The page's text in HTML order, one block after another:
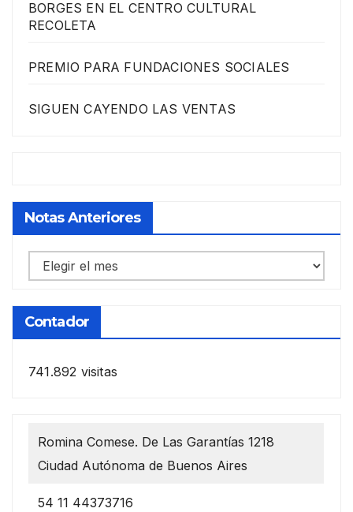
BORGES EN EL CENTRO CULTURAL
RECOLETA
PREMIO PARA FUNDACIONES SOCIALES
SIGUEN CAYENDO LAS VENTAS
Notas Anteriores
Notas
anteriores
Contador
741.892 visitas
Romina Comese. De Las Garantías 1218
Ciudad Autónoma de Buenos Aires
54 11 44373716